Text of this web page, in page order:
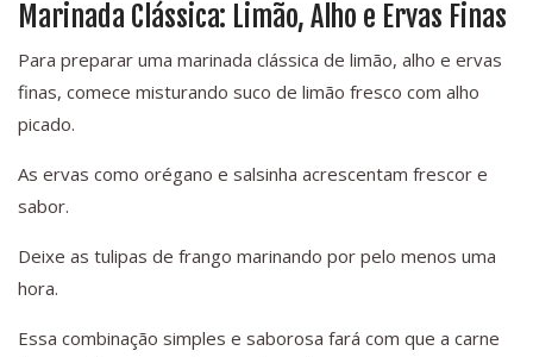
Marinada Clássica: Limão, Alho e Ervas Finas
Para preparar uma marinada clássica de limão, alho e ervas
finas, comece misturando suco de limão fresco com alho
picado.
As ervas como orégano e salsinha acrescentam frescor e
sabor.
Deixe as tulipas de frango marinando por pelo menos uma
hora.
Essa combinação simples e saborosa fará com que a carne